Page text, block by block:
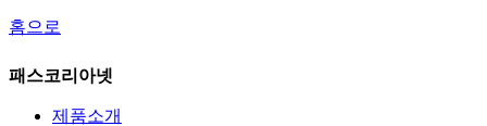
홈으로
패스코리아넷
제품소개